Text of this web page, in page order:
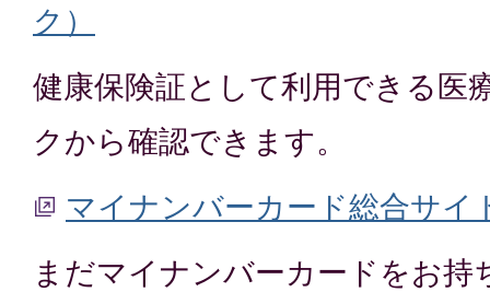
ク）
健康保険証として利用できる医
クから確認できます。
マイナンバーカード総合サイ
まだマイナンバーカードをお持